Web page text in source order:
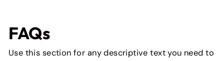
FAQs
Use this section for any descriptive text you need to